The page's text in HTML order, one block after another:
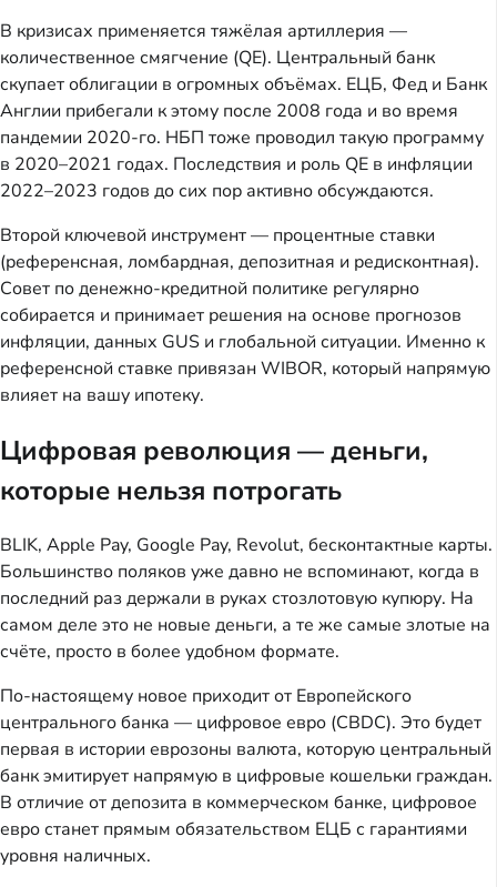
В кризисах применяется тяжёлая артиллерия —
количественное смягчение (QE). Центральный банк
скупает облигации в огромных объёмах. ЕЦБ, Фед и Банк
Англии прибегали к этому после 2008 года и во время
пандемии 2020-го. НБП тоже проводил такую программу
в 2020–2021 годах. Последствия и роль QE в инфляции
2022–2023 годов до сих пор активно обсуждаются.
Второй ключевой инструмент — процентные ставки
(референсная, ломбардная, депозитная и редисконтная).
Совет по денежно-кредитной политике регулярно
собирается и принимает решения на основе прогнозов
инфляции, данных GUS и глобальной ситуации. Именно к
референсной ставке привязан WIBOR, который напрямую
влияет на вашу ипотеку.
Цифровая революция — деньги,
которые нельзя потрогать
BLIK, Apple Pay, Google Pay, Revolut, бесконтактные карты.
Большинство поляков уже давно не вспоминают, когда в
последний раз держали в руках стозлотовую купюру. На
самом деле это не новые деньги, а те же самые злотые на
счёте, просто в более удобном формате.
По-настоящему новое приходит от Европейского
центрального банка — цифровое евро (CBDC). Это будет
первая в истории еврозоны валюта, которую центральный
банк эмитирует напрямую в цифровые кошельки граждан.
В отличие от депозита в коммерческом банке, цифровое
евро станет прямым обязательством ЕЦБ с гарантиями
уровня наличных.